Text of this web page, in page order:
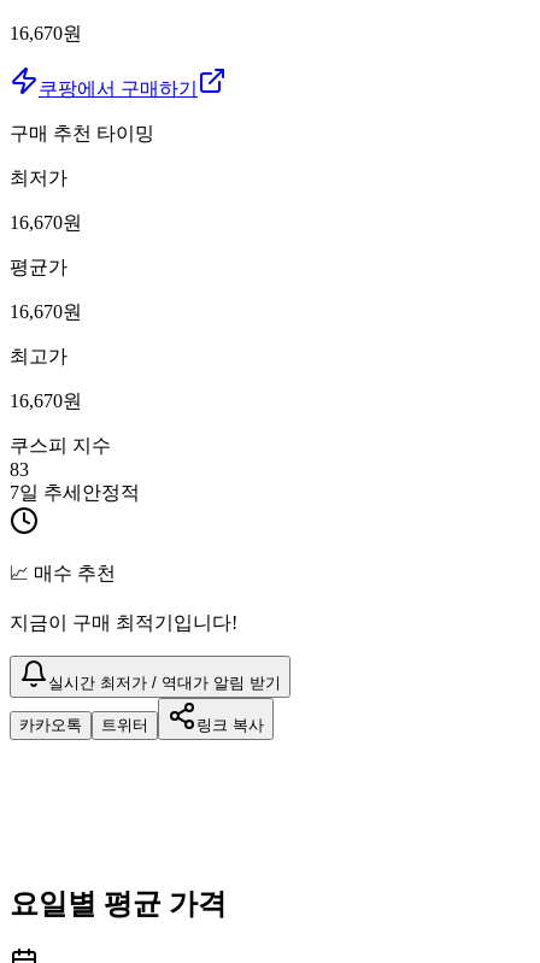
16,670원
쿠팡에서 구매하기
구매 추천 타이밍
최저가
16,670원
평균가
16,670원
최고가
16,670원
쿠스피 지수
83
7일 추세 안정적
📈 매수 추천
지금이 구매 최적기입니다!
실시간 최저가 / 역대가 알림 받기
카카오톡 트위터 링크 복사
요일별 평균 가격